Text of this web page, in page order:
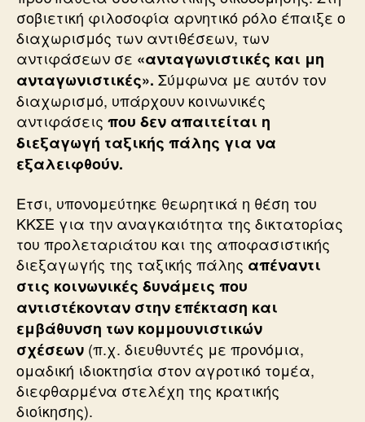
σοβιετική φιλοσοφία αρνητικό ρόλο έπαιξε ο
διαχωρισμός των αντιθέσεων, των
αντιφάσεων σε «ανταγωνιστικές και μη
ανταγωνιστικές». Σύμφωνα με αυτόν τον
διαχωρισμό, υπάρχουν κοινωνικές
αντιφάσεις που δεν απαιτείται η
διεξαγωγή ταξικής πάλης για να
εξαλειφθούν.
Ετσι, υπονομεύτηκε θεωρητικά η θέση του
ΚΚΣΕ για την αναγκαιότητα της δικτατορίας
του προλεταριάτου και της αποφασιστικής
διεξαγωγής της ταξικής πάλης απέναντι
στις κοινωνικές δυνάμεις που
αντιστέκονταν στην επέκταση και
εμβάθυνση των κομμουνιστικών
σχέσεων (π.χ. διευθυντές με προνόμια,
ομαδική ιδιοκτησία στον αγροτικό τομέα,
διεφθαρμένα στελέχη της κρατικής
διοίκησης).